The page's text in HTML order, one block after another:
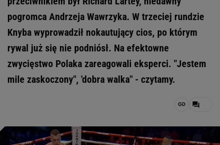
pogromca Andrzeja Wawrzyka. W trzeciej rundzie
Knyba wyprowadził nokautujący cios, po którym
rywal już się nie podniósł. Na efektowne
zwycięstwo Polaka zareagowali eksperci. "Jestem
mile zaskoczony", 'dobra walka" - czytamy.